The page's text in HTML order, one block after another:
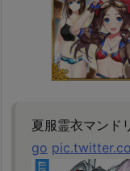
夏服霊衣マンド
go